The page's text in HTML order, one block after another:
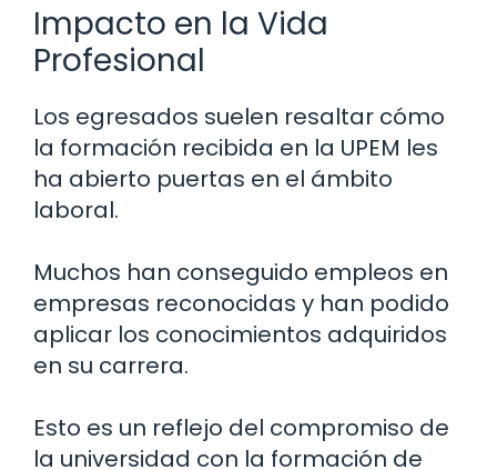
Impacto en la Vida
Profesional
Los egresados suelen resaltar cómo
la formación recibida en la UPEM les
ha abierto puertas en el ámbito
laboral.
Muchos han conseguido empleos en
empresas reconocidas y han podido
aplicar los conocimientos adquiridos
en su carrera.
Esto es un reflejo del compromiso de
la universidad con la formación de